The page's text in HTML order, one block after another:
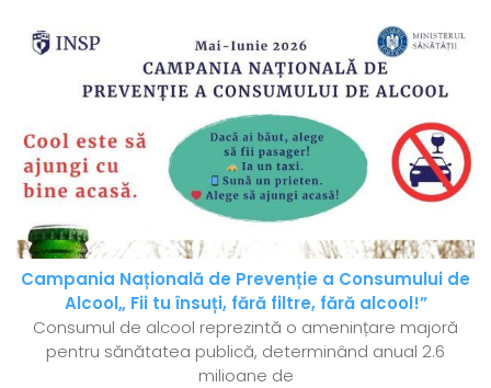
Campania Națională de Prevenție a Consumului de
Alcool„ Fii tu însuți, fără filtre, fără alcool!”
Consumul de alcool reprezintă o amenințare majoră
pentru sănătatea publică, determinând anual 2.6
milioane de